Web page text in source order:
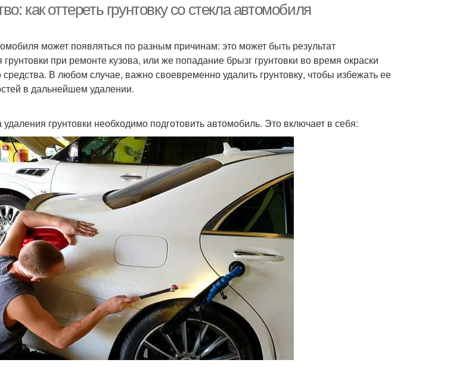
как оттереть грунтовку со стекла автомобиля
может появляться по разным причинам: это может быть результат
грунтовки при ремонте кузова, или же попадание брызг грунтовки во время окраски
средства. В любом случае, важно своевременно удалить грунтовку, чтобы избежать ее
в дальнейшем удалении.
грунтовки необходимо подготовить автомобиль. Это включает в себя: